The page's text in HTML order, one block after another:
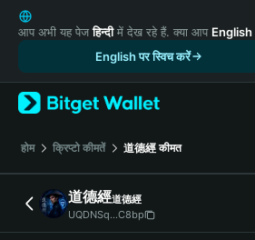
English
日本語
Русский
Español (Latinoamérica)
Türkçe
Italiano
简体中文
繁體中文
आप अभी यह पेजहिन्दीमें देख रहे हैं. क्या आप English
English पर स्विच करें
होम क्रिप्टो कीमतें 道德經 कीमत
道德經道德經
UQDNSq...C8bp